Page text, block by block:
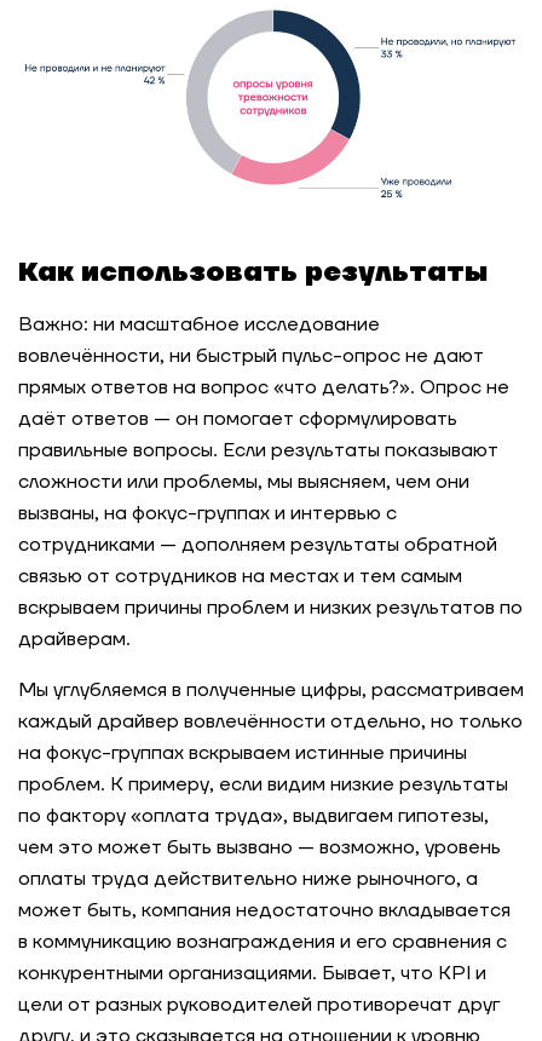
Как использовать результаты
Важно: ни масштабное исследование
вовлечённости, ни быстрый пульс-опрос не дают
прямых ответов на вопрос «что делать?». Опрос не
даёт ответов — он помогает сформулировать
правильные вопросы. Если результаты показывают
сложности или проблемы, мы выясняем, чем они
вызваны, на фокус-группах и интервью с
сотрудниками — дополняем результаты обратной
связью от сотрудников на местах и тем самым
вскрываем причины проблем и низких результатов по
драйверам.
Мы углубляемся в полученные цифры, рассматриваем
каждый драйвер вовлечённости отдельно, но только
на фокус-группах вскрываем истинные причины
проблем. К примеру, если видим низкие результаты
по фактору «оплата труда», выдвигаем гипотезы,
чем это может быть вызвано — возможно, уровень
оплаты труда действительно ниже рыночного, а
может быть, компания недостаточно вкладывается
в коммуникацию вознаграждения и его сравнения с
конкурентными организациями. Бывает, что KPI и
цели от разных руководителей противоречат друг
другу, и это сказывается на отношении к уровню